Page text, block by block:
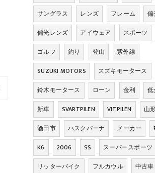
サングラス
レンズ フレーム
偏光レンズ
アイウェア スポーツ
ゴルフ
釣り 登山
紫外線
SUZUKI MOTORS
スズキモータース
鈴木モータース
ローン 金利
新車
SVARTPILEN VITPILEN
山
酒田市
ハスクバーナ メーカー
K6
2006 SS
スーパースポーツ
リッターバイク
フルカウル 中古車